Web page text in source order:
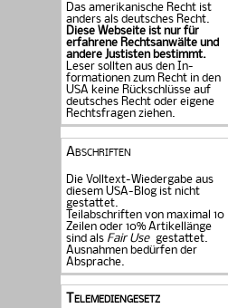
Das amerikanische Recht ist
anders als deutsches Recht.
Diese Webseite ist nur für
erfahrene Rechtsanwälte und
andere Justisten be­stimmt.
Leser sollten aus den In­
formationen zum Recht in den
USA keine Rückschlüsse auf
deutsches Recht oder eigene
Rechtsfragen ziehen.
Abschriften
Die Volltext-Wiedergabe aus
diesem USA-Blog ist nicht
gestattet.
Teilabschriften von maximal 10
Zeilen oder 10% Artikellänge
sind als Fair Use
gestattet.
Ausnahmen bedürfen der
Absprache.
Telemediengesetz